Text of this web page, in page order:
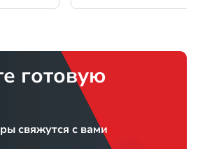
готовую
свяжутся с вами